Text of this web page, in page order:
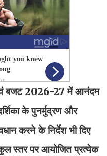
एवं बजट 2026-27 में आनंदम
के पुनर्मुद्रण और
करने के निर्देश भी दिए
स्तर पर आयोजित प्रत्येक